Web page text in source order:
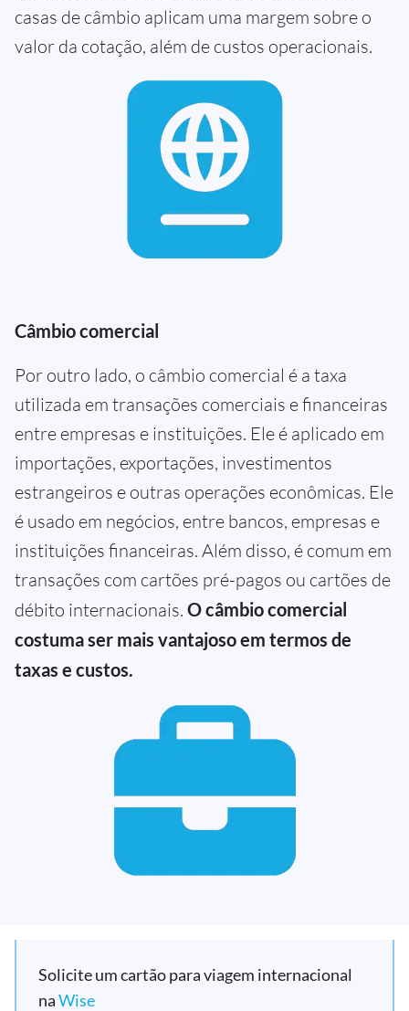
casas de câmbio aplicam uma margem sobre o
valor da cotação, além de custos operacionais.
Câmbio comercial
Por outro lado, o câmbio comercial é a taxa
utilizada em transações comerciais e financeiras
entre empresas e instituições. Ele é aplicado em
importações, exportações, investimentos
estrangeiros e outras operações econômicas. Ele
é usado em negócios, entre bancos, empresas e
instituições financeiras. Além disso, é comum em
transações com cartões pré-pagos ou cartões de
débito internacionais. O câmbio comercial
costuma ser mais vantajoso em termos de
taxas e custos.
Solicite um cartão para viagem internacional
naWise